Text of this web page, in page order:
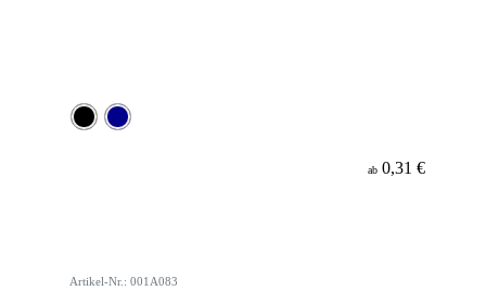
ab 0,31 €
Artikel-Nr.: 001A083